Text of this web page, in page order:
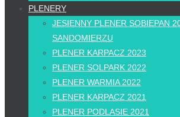
PLENERY
JESIENNY PLENER SOBIEPAN
SANDOMIERZU
PLENER KARPACZ 2023
PLENER SOLPARK 2022
PLENER WARMIA 2022
PLENER KARPACZ 2021
PLENER PODLASIE 2021